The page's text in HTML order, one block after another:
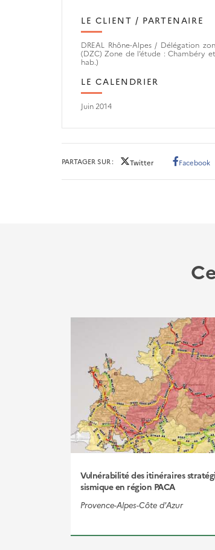
LE CLIENT / PARTENAIRE
DREAL Rhône-Alpes / Délégation
(DZC) Zone de l’étude : Chambéry
hab.)
LE CALENDRIER
Juin 2014
PARTAGER SUR Twitter Facebook
Vulnérabilité des itinéraires
sismique en région PACA
Provence-Alpes-Côte d'Azur